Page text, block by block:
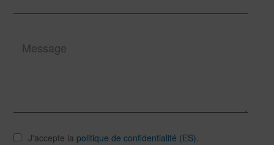
J'accepte la politique de confidentialité (ES).